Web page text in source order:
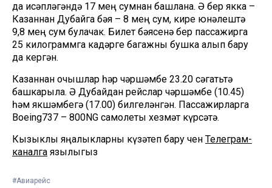
да исәпләгәндә 17 мең сумнан башлана. Ә бер якка –
Казаннан Дубайга бәя – 8 мең сум, кире юнәлештә
9,8 мең сум булачак. Билет бәясенә бер пассажирга
25 килограммга кадәрге багажны бушка алып бару
да кергән.
Казаннан очышлар һәр чәршәмбе 23.20 сәгатьтә
башкарыла. Ә Дубайдан рейслар чәршәмбе (10.45)
һәм якшәмбегә (17.00) билгеләнгән. Пассажирларга
Boeing737 – 800NG самолеты хезмәт күрсәтә.
Кызыклы яңалыкларны күзәтеп бару өчен Телеграм-
каналга язылыгыз
#Авиарейс